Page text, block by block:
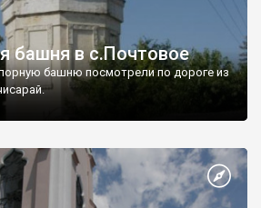
башня в с.Почтовое
башню посмотрели по дороге из